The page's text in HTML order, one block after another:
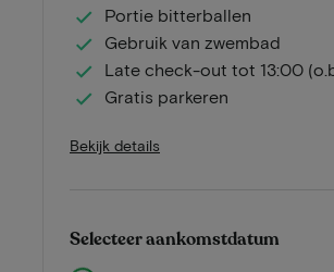
Portie bitterballen
Gebruik van zwembad
Late check-out tot 13:00
Gratis parkeren
Bekijk details
Selecteer aankomstdatum